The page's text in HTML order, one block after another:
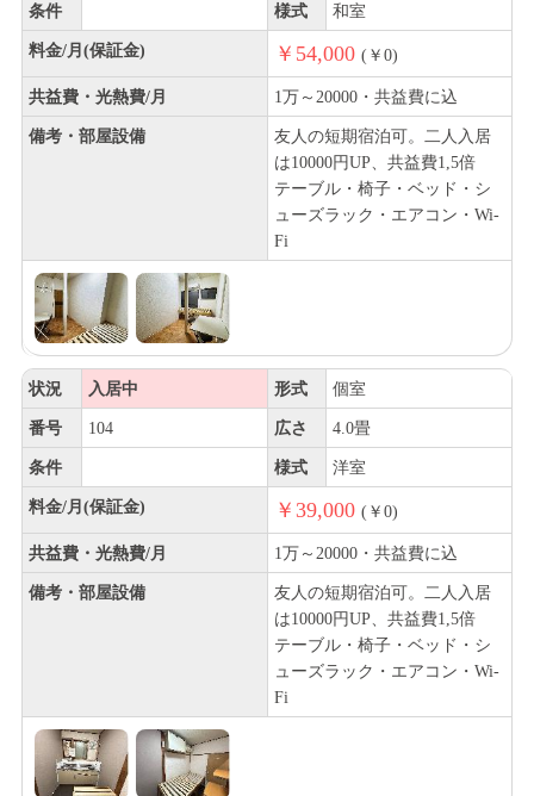
条件 様式 和室
料金/月(保証金) ￥54,000 (￥0)
共益費・光熱費/月 1万～20000・共益費に込
備考・部屋設備
友人の短期宿泊可。二人入居
は10000円UP、共益費1,5倍
テーブル・椅子・ベッド・シ
ューズラック・エアコン・Wi-
Fi
状況 入居中 形式 個室
番号 104 広さ 4.0畳
条件 様式 洋室
料金/月(保証金) ￥39,000 (￥0)
共益費・光熱費/月 1万～20000・共益費に込
備考・部屋設備
友人の短期宿泊可。二人入居
は10000円UP、共益費1,5倍
テーブル・椅子・ベッド・シ
ューズラック・エアコン・Wi-
Fi